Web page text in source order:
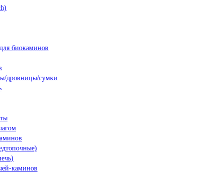
биокаминов
дровницы/сумки
каминов